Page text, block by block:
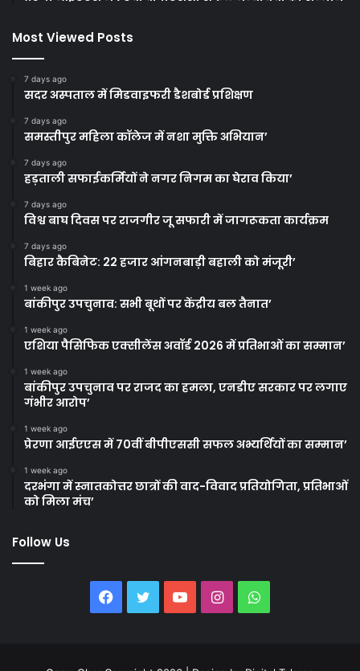
Most Viewed Posts
7 days ago
सदर अस्पताल में मिडवाइफरी डैशबोर्ड प्रशिक्षण
7 days ago
समस्तीपुर महिला कॉलेज में नशा मुक्ति अभियान’
7 days ago
हड़ताली सफाईकर्मियों ने नगर निगम का घेराव किया’
7 days ago
विश्व बाघ दिवस पर राजगीर जू सफारी में जागरूकता कार्यक्रम
7 days ago
बिहार कैबिनेट: 22 हजार आंगनबाड़ी बहाली को मंजूरी’
1 week ago
बांकीपुर उपचुनाव: सभी बूथों पर केंद्रीय बल तैनात’
1 week ago
एशिया पैसिफिक एक्सीलेंस अवॉर्ड 2026 में प्रतिभाओं का सम्मान’
1 week ago
बांकीपुर उपचुनाव पर राजद का हमला, एनडीए सरकार पर लगाए
गंभीर आरोप’
1 week ago
प्रेरणा आईएएस में 70वीं बीपीएससी सफल अभ्यर्थियों का सम्मान’
1 week ago
दरभंगा में स्नातकोत्तर छात्रों की वाद-विवाद प्रतियोगिता, प्रतिभाओं
को मिला मंच’
Follow Us
Facebook
TwitterYouTubeInstagramWhatsApp